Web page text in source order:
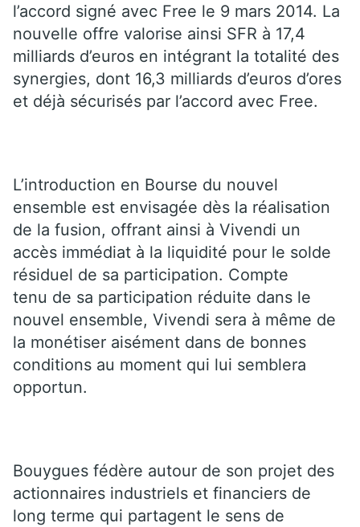
l’accord signé avec Free le 9 mars 2014. La
nouvelle offre valorise ainsi SFR à 17,4
milliards d’euros en intégrant la totalité des
synergies, dont 16,3 milliards d’euros d’ores
et déjà sécurisés par l’accord avec Free.
L’introduction en Bourse du nouvel
ensemble est envisagée dès la réalisation
de la fusion, offrant ainsi à Vivendi un
accès immédiat à la liquidité pour le solde
résiduel de sa participation. Compte
tenu de sa participation réduite dans le
nouvel ensemble, Vivendi sera à même de
la monétiser aisément dans de bonnes
conditions au moment qui lui semblera
opportun.
Bouygues fédère autour de son projet des
actionnaires industriels et financiers de
long terme qui partagent le sens de